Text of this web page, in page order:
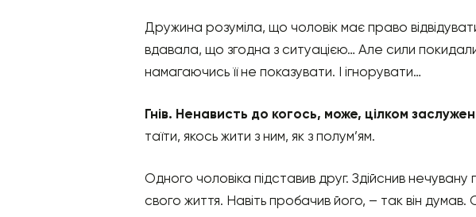
Дружина розуміла, що чоловік має право
вдавала, що згодна з ситуацією… Але сили
намагаючись її не показувати. І ігнорувати…
Гнів. Ненависть до когось, може, цілком
таїти, якось жити з ним, як з полум’ям.
Одного чоловіка підставив друг. Здійснив нечувану
свого життя. Навіть пробачив його, – так він